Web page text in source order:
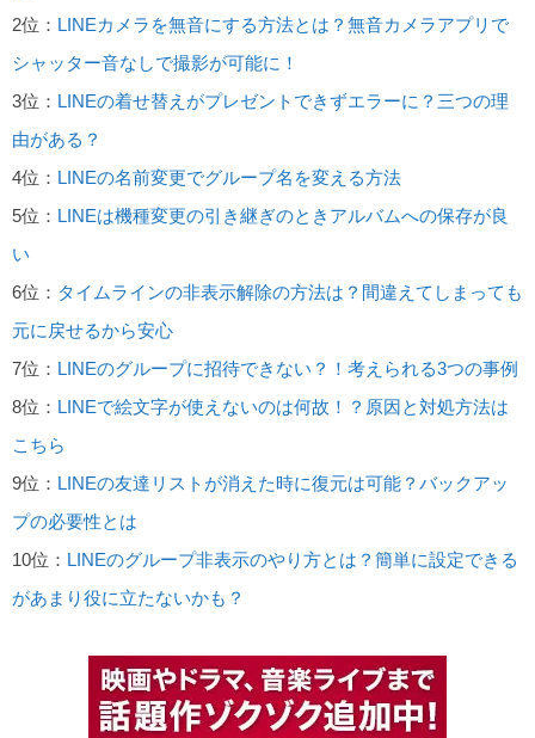
2位： LINEカメラを無音にする方法とは？無音カメラアプリで
シャッター音なしで撮影が可能に！
3位： LINEの着せ替えがプレゼントできずエラーに？三つの理
由がある？
4位： LINEの名前変更でグループ名を変える方法
5位： LINEは機種変更の引き継ぎのときアルバムへの保存が良
い
6位： タイムラインの非表示解除の方法は？間違えてしまっても
元に戻せるから安心
7位： LINEのグループに招待できない？！考えられる3つの事例
8位： LINEで絵文字が使えないのは何故！？原因と対処方法は
こちら
9位： LINEの友達リストが消えた時に復元は可能？バックアッ
プの必要性とは
10位： LINEのグループ非表示のやり方とは？簡単に設定できる
があまり役に立たないかも？